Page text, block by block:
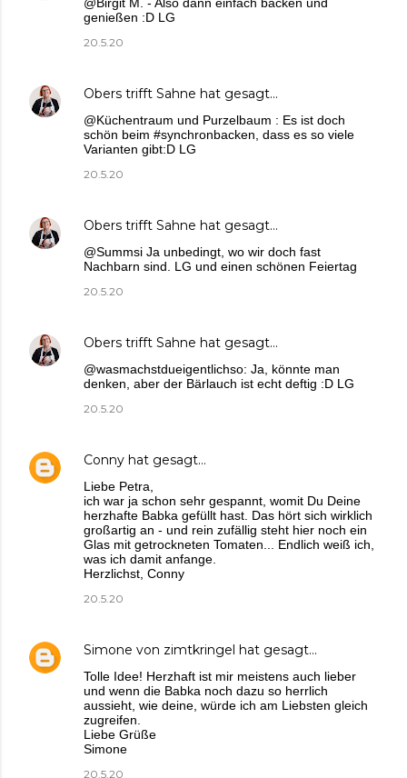
genießen :D LG
20.5.20
Obers trifft Sahne hat gesagt…
@Küchentraum und Purzelbaum : Es ist doch
schön beim #synchronbacken, dass es so viele
Varianten gibt:D LG
20.5.20
Obers trifft Sahne hat gesagt…
@Summsi Ja unbedingt, wo wir doch fast
Nachbarn sind. LG und einen schönen Feiertag
20.5.20
Obers trifft Sahne hat gesagt…
@wasmachstdueigentlichso: Ja, könnte man
denken, aber der Bärlauch ist echt deftig :D LG
20.5.20
Conny hat gesagt…
Liebe Petra,
ich war ja schon sehr gespannt, womit Du Deine
herzhafte Babka gefüllt hast. Das hört sich wirklich
großartig an - und rein zufällig steht hier noch ein
Glas mit getrockneten Tomaten... Endlich weiß ich,
was ich damit anfange.
Herzlichst, Conny
20.5.20
Simone von zimtkringel hat gesagt…
Tolle Idee! Herzhaft ist mir meistens auch lieber
und wenn die Babka noch dazu so herrlich
aussieht, wie deine, würde ich am Liebsten gleich
zugreifen.
Liebe Grüße
Simone
20.5.20